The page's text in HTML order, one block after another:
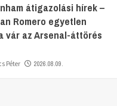
átigazolási hírek –
Romero egyetlen
vár az Arsenal-áttörés
Péter 2026.08.09.